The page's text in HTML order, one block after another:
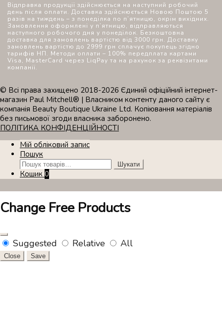
Відправка продукції здійснюється на наступний робочий
день після оплати. Доставка здійснюється Новою Поштою 5
разів на тиждень – з понеділка по п’ятницю, окрім вихідних.
Замовлення оформлені у п’ятницю, відправляються
наступного робочого дня у понеділок. Безкоштовна
доставка для замовлень вартістю від 3000 грн. Доставку
замовлень вартістю до 2999 грн сплачує покупець згідно
тарифів НП. Методи оплати – 100% передплата картами
Visa, MasterCard через LiqPay та на рахунок за реквізитами
компанії.
© Всі права захищено 2018-2026 Єдиний офіційний інтернет-
магазин Paul Mitchell® | Власником контенту даного сайту є
компанія Beauty Boutique Ukraine Ltd. Копіювання матеріалів
без письмової згоди власника заборонено.
ПОЛІТИКА КОНФІДЕНЦІЙНОСТІ
Мій обліковий запис
Пошук
Шукати:
Шукати
Кошик 0
Change Free Products
Suggested Relative All
Close Save